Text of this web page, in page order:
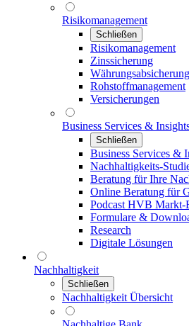
Risikomanagement
Schließen
Risikomanagement
Zinssicherung
Währungsabsicherung
Rohstoffmanagement
Versicherungen
Business Services &
Schließen
Business Services &
Nachhaltigkeits-
Beratung für Ihre
Online Beratung für
Podcast HVB Markt-
Formulare &
Research
Digitale Lösungen
Nachhaltigkeit
Schließen
Nachhaltigkeit Übersicht